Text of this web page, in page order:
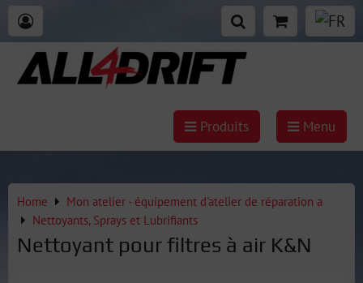
Produits Menu
Home
Mon atelier - équipement d'atelier de réparation a
Nettoyants, Sprays et Lubrifiants
Nettoyant pour filtres à air K&N